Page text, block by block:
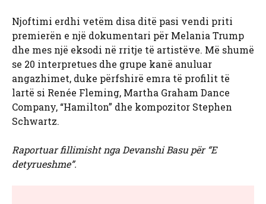
Njoftimi erdhi vetëm disa ditë pasi vendi priti
premierën e një dokumentari për Melania Trump
dhe mes një eksodi në rritje të artistëve. Më shumë
se 20 interpretues dhe grupe kanë anuluar
angazhimet, duke përfshirë emra të profilit të
lartë si Renée Fleming, Martha Graham Dance
Company, “Hamilton” dhe kompozitor Stephen
Schwartz.
Raportuar fillimisht nga Devanshi Basu për “E
detyrueshme”.